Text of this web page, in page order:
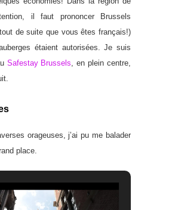
il faut prononcer Brussels
de suite que vous êtes français!)
étaient autorisées. Je suis
Safestay Brussels , en plein centre,
orageuses, j’ai pu me balader
place.